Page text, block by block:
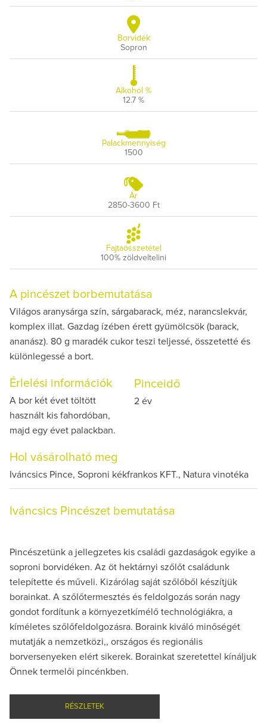
Borvidék
Sopron
Alkohol %
12.7 %
Palackmennyiség
1500
Ár
2850-3600 Ft
Fajtaösszetétel
100% zöldveltelini
A pincészet borbemutatása
Világos aranysárga szín, sárgabarack, méz, narancslekvár,
komplex illat. Gazdag ízében érett gyümölcsök (barack,
ananász). 80 g maradék cukor teszi teljessé, összetetté és
különlegessé a bort.
Érlelési információk
A bor két évet töltött
használt kis fahordóban,
majd egy évet palackban.
Pinceidő
2 év
Hol vásárolható meg
Iváncsics Pince, Soproni kékfrankos KFT., Natura vinotéka
Iváncsics Pincészet bemutatása
Pincészetünk a jellegzetes kis családi gazdaságok egyike a
soproni borvidéken. Az öt hektárnyi szőlőt családunk
telepítette és műveli. Kizárólag saját szőlőből készítjük
borainkat. A szőlőtermesztés és feldolgozás során nagy
gondot fordítunk a környezetkímélő technológiákra, a
kíméletes szőlőfeldolgozásra. Boraink kiváló minőségét
mutatják a nemzetközi,, országos és regionális
borversenyeken elért sikerek. Borainkat szeretettel kínáljuk
Önnek termelői pincénkben.
RÉSZLETEK